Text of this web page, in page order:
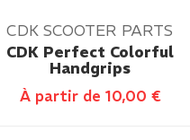
CDK SCOOTER PARTS
CDK Perfect Colorful
Handgrips
À partir de 10,00 €